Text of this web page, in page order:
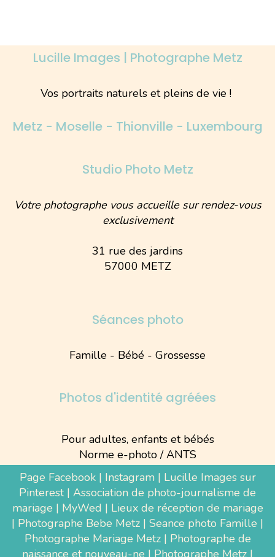
Lucille Images | Photographe Metz
Vos portraits naturels et pleins de vie !
Metz - Moselle - Thionville - Luxembourg
Studio Photo Metz
Votre photographe vous accueille sur rendez-vous
exclusivement
31 rue des jardins
57000 METZ
Séances photo
Famille - Bébé - Grossesse
Photos d'identité agréées
Pour adultes, enfants et bébés
Norme e-photo / ANTS
Page Facebook| Instagram| Lucille Images sur
Pinterest| Association de photo-journalisme de
mariage | MyWed | Lieux de réception de mariage
| Photographe Bebe Metz | Seance photo Famille |
Photographe Mariage Metz| Photographe de
naissance et nouveau-ne | Photographe Metz |